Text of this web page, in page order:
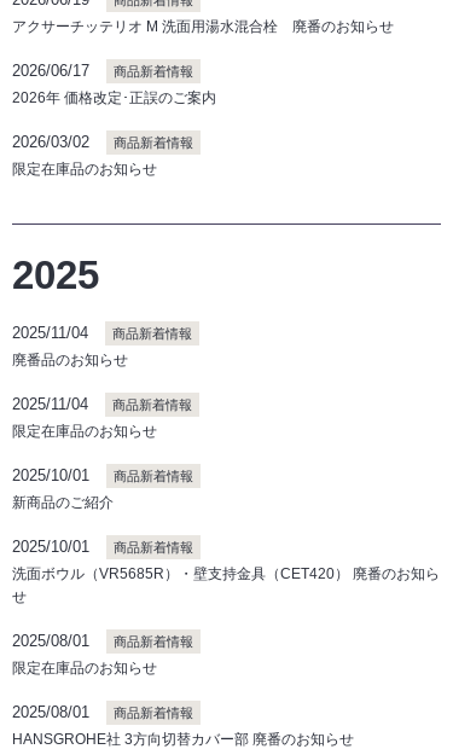
アクサーチッテリオ M 洗面用湯水混合栓 廃番のお知らせ
2026/06/17 商品新着情報
2026年 価格改定･正誤のご案内
2026/03/02 商品新着情報
限定在庫品のお知らせ
2025
2025/11/04 商品新着情報
廃番品のお知らせ
2025/11/04 商品新着情報
限定在庫品のお知らせ
2025/10/01 商品新着情報
新商品のご紹介
2025/10/01 商品新着情報
洗面ボウル（VR5685R）・壁支持金具（CET420） 廃番のお知ら
せ
2025/08/01 商品新着情報
限定在庫品のお知らせ
2025/08/01 商品新着情報
HANSGROHE社 3方向切替カバー部 廃番のお知らせ